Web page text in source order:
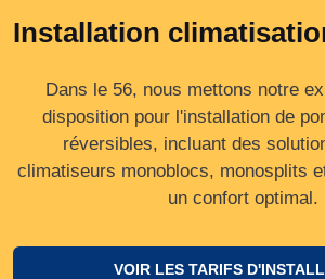
Installation
Dans le 56, nous mettons notre
disposition pour l'installation de
réversibles, incluant des
climatiseurs monoblocs, monosplits
un confort optimal.
VOIR LES TARIFS